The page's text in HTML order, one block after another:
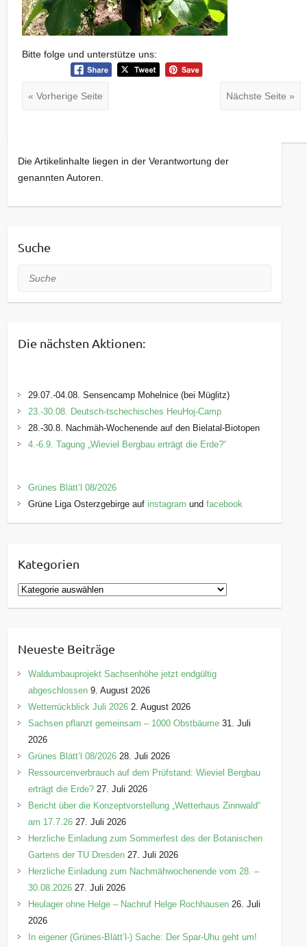
Bitte folge und unterstütze uns:
« Vorherige Seite Nächste Seite »
Die Artikelinhalte liegen in der Verantwortung der
genannten Autoren.
Suche
Suche
Die nächsten Aktionen:
29.07.-04.08. Sensencamp Mohelnice (bei Müglitz)
23.-30.08. Deutsch-tschechisches HeuHoj-Camp
28.-30.8. Nachmäh-Wochenende auf den Bielatal-Biotopen
4.-6.9. Tagung „Wieviel Bergbau erträgt die Erde?“
Grünes Blätt’l 08/2026
Grüne Liga Osterzgebirge auf instagram undfacebook
Kategorien
K
a
g
o
i
e
Neueste Beiträge
Waldumbauprojekt Sachsenhöhe jetzt endgültig
abgeschlossen 9. August 2026
Wetterrückblick Juli 2026 2. August 2026
Sachsen pflanzt gemeinsam – 1000 Obstbäume 31. Juli
2026
Grünes Blätt’l 08/2026 28. Juli 2026
Ressourcenverbrauch auf dem Prüfstand: Wieviel Bergbau
erträgt die Erde? 27. Juli 2026
Bericht über die Konzeptvorstellung „Wetterhaus Zinnwald“
am 17.7.26 27. Juli 2026
Herzliche Einladung zum Sommerfest des der Botanischen
Gartens der TU Dresden 27. Juli 2026
Herzliche Einladung zum Nachmähwochenende vom 28. –
30.08.2026 27. Juli 2026
Heulager ohne Helge – Nachruf Helge Rochhausen 26. Juli
2026
In eigener (Grünes-Blätt’l-) Sache: Der Spar-Uhu geht um!